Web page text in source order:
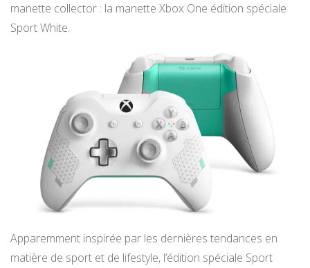
manette collector : la manette Xbox One édition spéciale
Sport White.
Apparemment inspirée par les dernières tendances en
matière de sport et de lifestyle, l’édition spéciale Sport